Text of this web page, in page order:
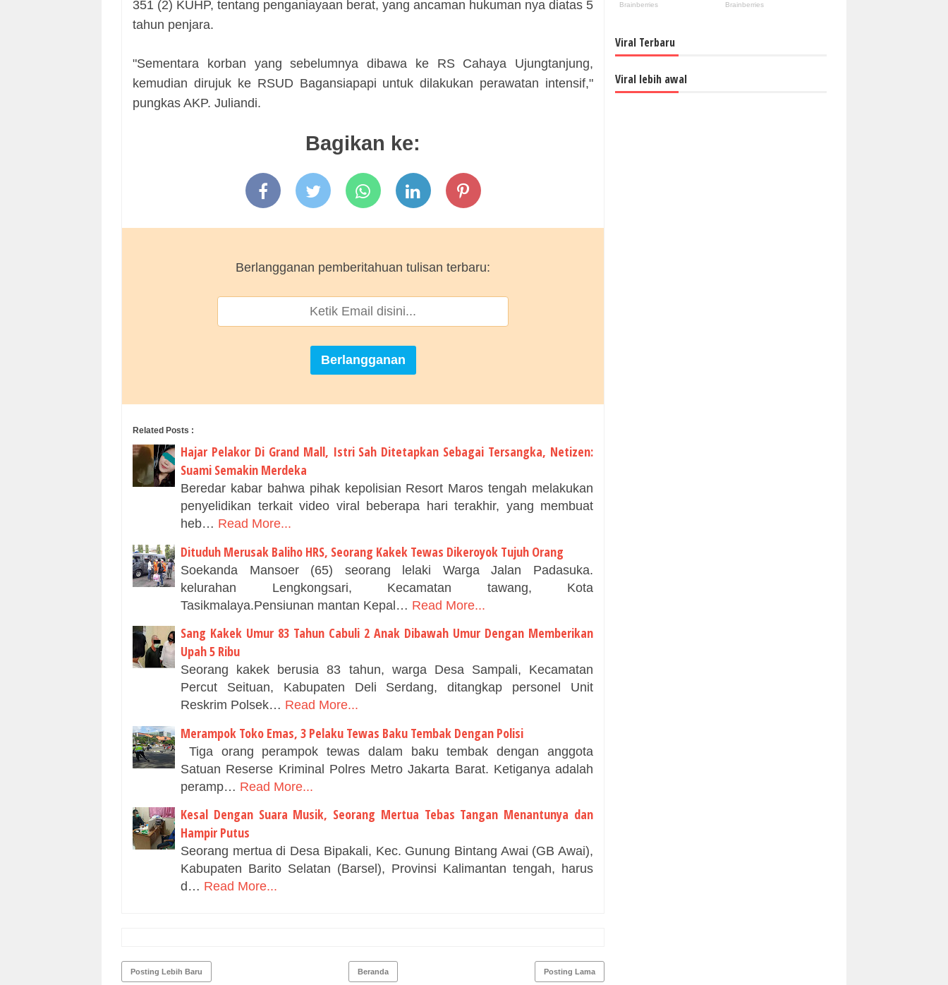
351 (2) KUHP, tentang penganiayaan berat, yang ancaman hukuman nya diatas 5
tahun penjara.
"Sementara korban yang sebelumnya dibawa ke RS Cahaya Ujungtanjung,
kemudian dirujuk ke RSUD Bagansiapapi untuk dilakukan perawatan intensif,"
pungkas AKP. Juliandi.
Bagikan ke:
Berlangganan pemberitahuan tulisan terbaru:
Related Posts :
Hajar Pelakor Di Grand Mall, Istri Sah Ditetapkan Sebagai Tersangka, Netizen:
Suami Semakin Merdeka
Beredar kabar bahwa pihak kepolisian Resort Maros tengah melakukan
penyelidikan terkait video viral beberapa hari terakhir, yang membuat
heb… Read More...
Dituduh Merusak Baliho HRS, Seorang Kakek Tewas Dikeroyok Tujuh Orang
Soekanda Mansoer (65) seorang lelaki Warga Jalan Padasuka.
kelurahan Lengkongsari, Kecamatan tawang, Kota
Tasikmalaya.Pensiunan mantan Kepal… Read More...
Sang Kakek Umur 83 Tahun Cabuli 2 Anak Dibawah Umur Dengan Memberikan
Upah 5 Ribu
Seorang kakek berusia 83 tahun, warga Desa Sampali, Kecamatan
Percut Seituan, Kabupaten Deli Serdang, ditangkap personel Unit
Reskrim Polsek… Read More...
Merampok Toko Emas, 3 Pelaku Tewas Baku Tembak Dengan Polisi
Tiga orang perampok tewas dalam baku tembak dengan anggota
Satuan Reserse Kriminal Polres Metro Jakarta Barat. Ketiganya adalah
peramp… Read More...
Kesal Dengan Suara Musik, Seorang Mertua Tebas Tangan Menantunya dan
Hampir Putus
Seorang mertua di Desa Bipakali, Kec. Gunung Bintang Awai (GB Awai),
Kabupaten Barito Selatan (Barsel), Provinsi Kalimantan tengah, harus
d… Read More...
Posting Lebih Baru Posting Lama
Beranda
Viral Terbaru
Viral lebih awal